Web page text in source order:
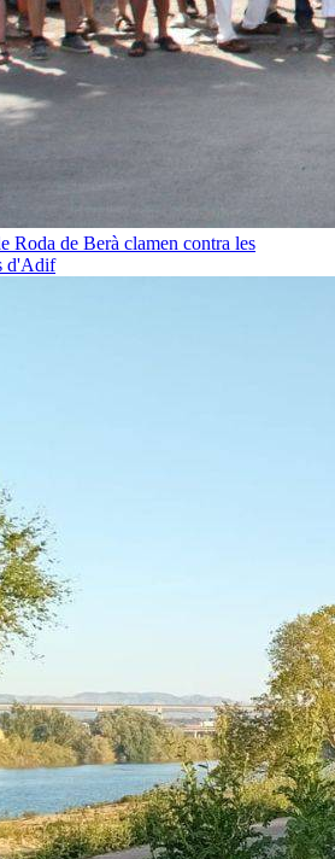
Roda de Berà clamen contra les
d'Adif